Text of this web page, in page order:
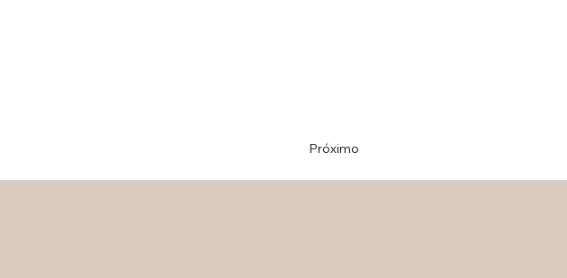
Próximo